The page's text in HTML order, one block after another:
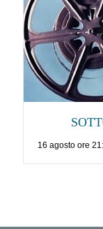
16 agosto ore